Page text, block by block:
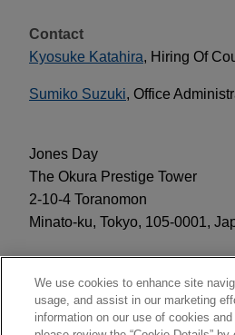
Contact
Kyosuke Katahira, Hiring Of
Sumiko Suzuki, Office
Jones Day
The Okura Prestige Tower
2-10-4 Toranomon
Minato-ku, Tokyo, 105-0001,
We use cookies to enhance site
usage, and assist in our marketing
information on our use of cookies